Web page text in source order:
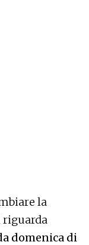
la
riguarda
domenica di